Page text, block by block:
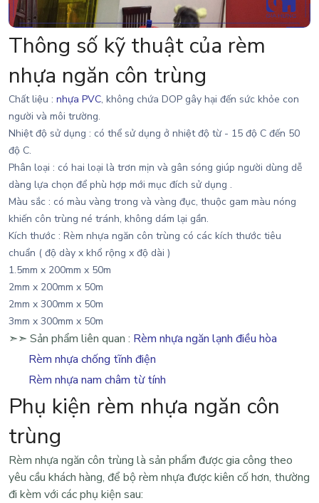
Thông số kỹ thuật của rèm
nhựa ngăn côn trùng
Chất liệu : nhựa PVC, không chứa DOP gây hại đến sức khỏe con
người và môi trường.
Nhiệt độ sử dụng : có thể sử dụng ở nhiệt độ từ - 15 độ C đến 50
độ C.
Phân loại : có hai loại là trơn mịn và gân sóng giúp người dùng dễ
dàng lựa chọn để phù hợp mới mục đích sử dụng .
Màu sắc : có màu vàng trong và vàng đục, thuộc gam màu nóng
khiến côn trùng né tránh, không dám lại gần.
Kích thước : Rèm nhựa ngăn côn trùng có các kích thước tiêu
chuẩn ( độ dày x khổ rộng x độ dài )
1.5mm x 200mm x 50m
2mm x 200mm x 50m
2mm x 300mm x 50m
3mm x 300mm x 50m
➣➣ Sản phẩm liên quan : Rèm nhựa ngăn lạnh điều hòa
Rèm nhựa chống tĩnh điện
Rèm nhựa nam châm từ tính
Phụ kiện rèm nhựa ngăn côn
trùng
Rèm nhựa ngăn côn trùng là sản phẩm được gia công theo
yêu cầu khách hàng, để bộ rèm nhựa được kiên cố hơn, thường
đi kèm với các phụ kiện sau: